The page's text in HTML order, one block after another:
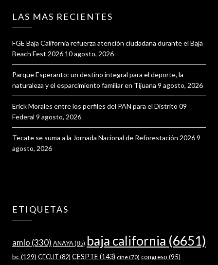
LAS MAS RECIENTES
FGE Baja California refuerza atención ciudadana durante el Baja
Beach Fest 2026 10 agosto, 2026
Parque Esperanto: un destino integral para el deporte, la
naturaleza y el esparcimiento familiar en Tijuana 9 agosto, 2026
Erick Morales entre los perfiles del PAN para el Distrito 09
Federal 9 agosto, 2026
Tecate se suma a la Jornada Nacional de Reforestación 20269
agosto, 2026
ETIQUETAS
amlo (330) ANAYA(85) baja california (6651)
bc(129) CECUT(82) CESPTE (143) cine(70) congreso (95)